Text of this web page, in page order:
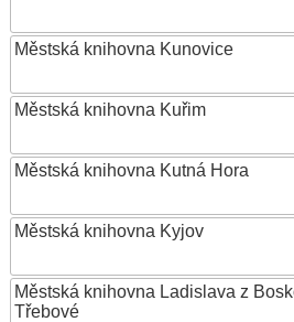
Městská knihovna Kunovice
Městská knihovna Kuřim
Městská knihovna Kutná Hora
Městská knihovna Kyjov
Městská knihovna Ladislava z
Třebové